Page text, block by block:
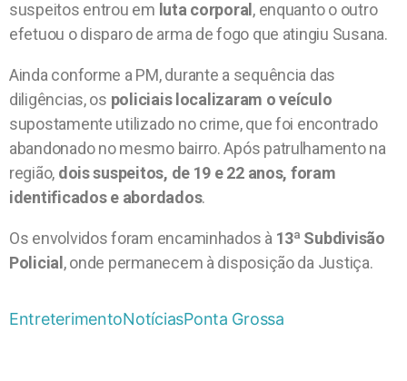
suspeitos entrou em luta corporal, enquanto o outro
efetuou o disparo de arma de fogo que atingiu Susana.
Ainda conforme a PM, durante a sequência das
diligências, os policiais localizaram o veículo
supostamente utilizado no crime, que foi encontrado
abandonado no mesmo bairro. Após patrulhamento na
região, dois suspeitos, de 19 e 22 anos, foram
identificados e abordados.
Os envolvidos foram encaminhados à 13ª Subdivisão
Policial, onde permanecem à disposição da Justiça.
EntreterimentoNotíciasPonta Grossa